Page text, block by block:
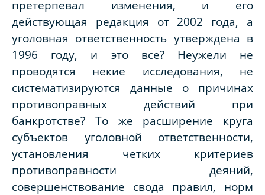
претерпевал изменения, и его
действующая редакция от 2002 года, а
уголовная ответственность утверждена в
1996 году, и это все? Неужели не
проводятся некие исследования, не
систематизируются данные о причинах
противоправных действий при
банкротстве? То же расширение круга
субъектов уголовной ответственности,
установления четких критериев
противоправности деяний,
совершенствование свода правил, норм